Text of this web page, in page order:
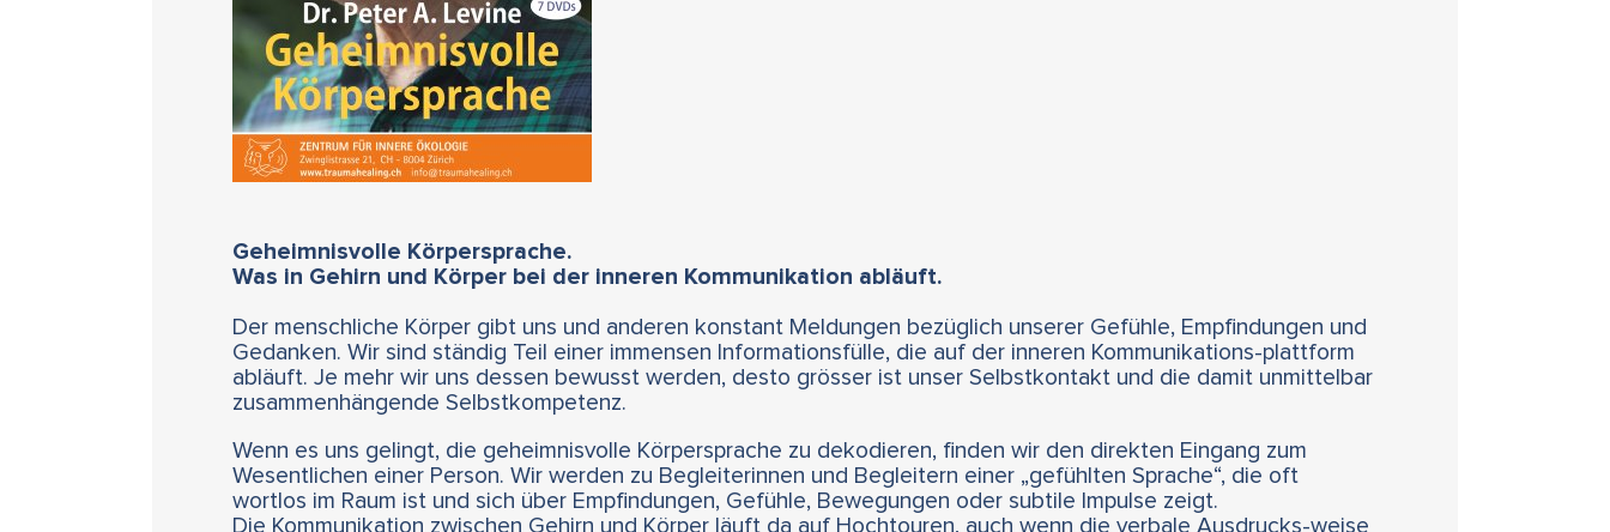
Geheimnisvolle Körpersprache.
Was in Gehirn und Körper bei der inneren Kommunikation abläuft.
Der menschliche Körper gibt uns und anderen konstant Meldungen bezüglich unserer Gefühle, Empfindungen und
Gedanken. Wir sind ständig Teil einer immensen Informationsfülle, die auf der inneren Kommunikations-plattform
abläuft. Je mehr wir uns dessen bewusst werden, desto grösser ist unser Selbstkontakt und die damit unmittelbar
zusammenhängende Selbstkompetenz.
Wenn es uns gelingt, die geheimnisvolle Körpersprache zu dekodieren, finden wir den direkten Eingang zum
Wesentlichen einer Person. Wir werden zu Begleiterinnen und Begleitern einer „gefühlten Sprache“, die oft
wortlos im Raum ist und sich über Empfindungen, Gefühle, Bewegungen oder subtile Impulse zeigt.
Die Kommunikation zwischen Gehirn und Körper läuft da auf Hochtouren, auch wenn die verbale Ausdrucks-weise